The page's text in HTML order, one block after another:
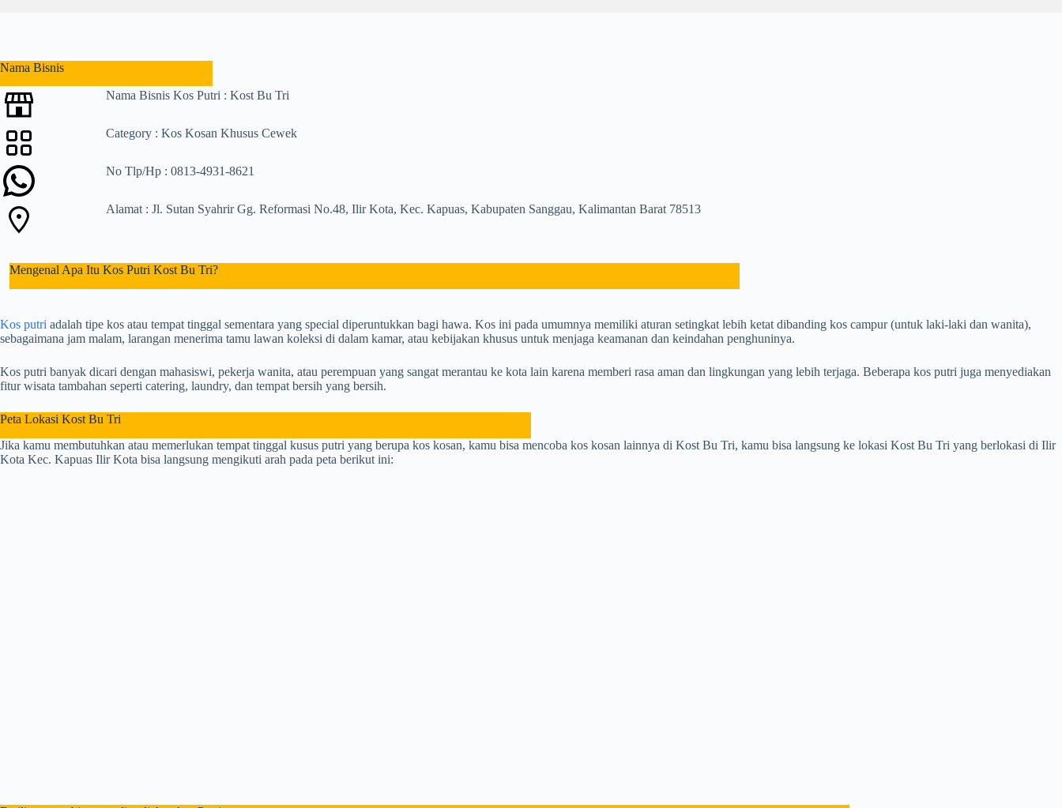
Nama Bisnis
Nama Bisnis Kos Putri : Kost Bu Tri
Category : Kos Kosan Khusus Cewek
No Tlp/Hp : 0813-4931-8621
Alamat : Jl. Sutan Syahrir Gg. Reformasi No.48, Ilir Kota, Kec. Kapuas, Kabupaten Sanggau, Kalimantan Barat 78513
Mengenal Apa Itu Kos Putri Kost Bu Tri?
Kos putri adalah tipe kos atau tempat tinggal sementara yang special diperuntukkan bagi hawa. Kos ini pada umumnya memiliki aturan setingkat lebih ketat dibanding kos campur (untuk laki-laki dan wanita),
sebagaimana jam malam, larangan menerima tamu lawan koleksi di dalam kamar, atau kebijakan khusus untuk menjaga keamanan dan keindahan penghuninya.
Kos putri banyak dicari dengan mahasiswi, pekerja wanita, atau perempuan yang sangat merantau ke kota lain karena memberi rasa aman dan lingkungan yang lebih terjaga. Beberapa kos putri juga menyediakan
fitur wisata tambahan seperti catering, laundry, dan tempat bersih yang bersih.
Peta Lokasi Kost Bu Tri
Jika kamu membutuhkan atau memerlukan tempat tinggal kusus putri yang berupa kos kosan, kamu bisa mencoba kos kosan lainnya di Kost Bu Tri, kamu bisa langsung ke lokasi Kost Bu Tri yang berlokasi di Ilir
Kota Kec. Kapuas Ilir Kota bisa langsung mengikuti arah pada peta berikut ini: